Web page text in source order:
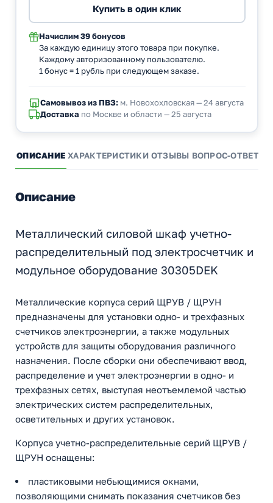
Начислим 39 бонусов
За каждую единицу этого товара при покупке.
Каждому авторизованному пользователю.
1 бонус = 1 рубль при следующем заказе.
Самовывоз из ПВЗ:м. Новохохловская — 24 августа
Доставка по Москве и области — 25 августа
ОПИСАНИЕ ХАРАКТЕРИСТИКИ ОТЗЫВЫ ВОПРОС-ОТВЕТ
Описание
Металлический силовой шкаф учетно-
распределительный под электросчетчик и
модульное оборудование 30305DEK
Металлические корпуса серий ЩРУВ / ЩРУН
предназначены для установки одно- и трехфазных
счетчиков электроэнергии, а также модульных
устройств для защиты оборудования различного
назначения. После сборки они обеспечивают ввод,
распределение и учет электроэнергии в одно- и
трехфазных сетях, выступая неотъемлемой частью
электрических систем распределительных,
осветительных и других установок.
Корпуса учетно-распределительные серий ЩРУВ /
ЩРУН оснащены:
пластиковыми небьющимися окнами,
позволяющими снимать показания счетчиков без